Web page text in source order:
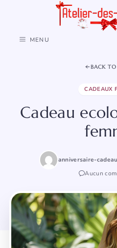
MENU
BACK
CADEAUX
Cadeau
anniversaire-
Aucun